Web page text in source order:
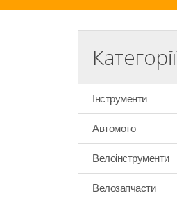
Категорії
Інструменти
Автомото
Велоінструменти
Велозапчасти